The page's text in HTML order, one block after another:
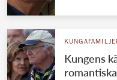
Kungens